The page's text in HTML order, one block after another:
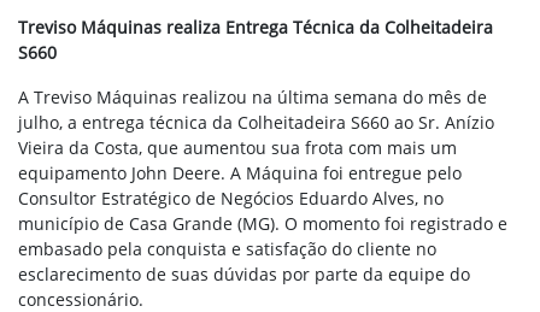
Treviso Máquinas realiza Entrega Técnica da Colheitadeira
S660
A Treviso Máquinas realizou na última semana do mês de
julho, a entrega técnica da Colheitadeira S660 ao Sr. Anízio
Vieira da Costa, que aumentou sua frota com mais um
equipamento John Deere. A Máquina foi entregue pelo
Consultor Estratégico de Negócios Eduardo Alves, no
município de Casa Grande (MG). O momento foi registrado e
embasado pela conquista e satisfação do cliente no
esclarecimento de suas dúvidas por parte da equipe do
concessionário.